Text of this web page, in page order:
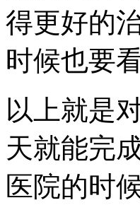
得更好的
时候也要
以上就是
天就能完
医院的时